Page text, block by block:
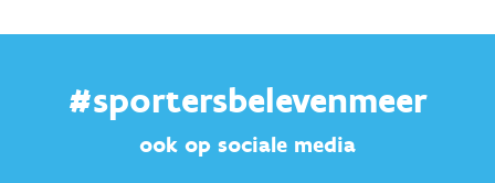
#sportersbelevenmeer
ook op sociale media